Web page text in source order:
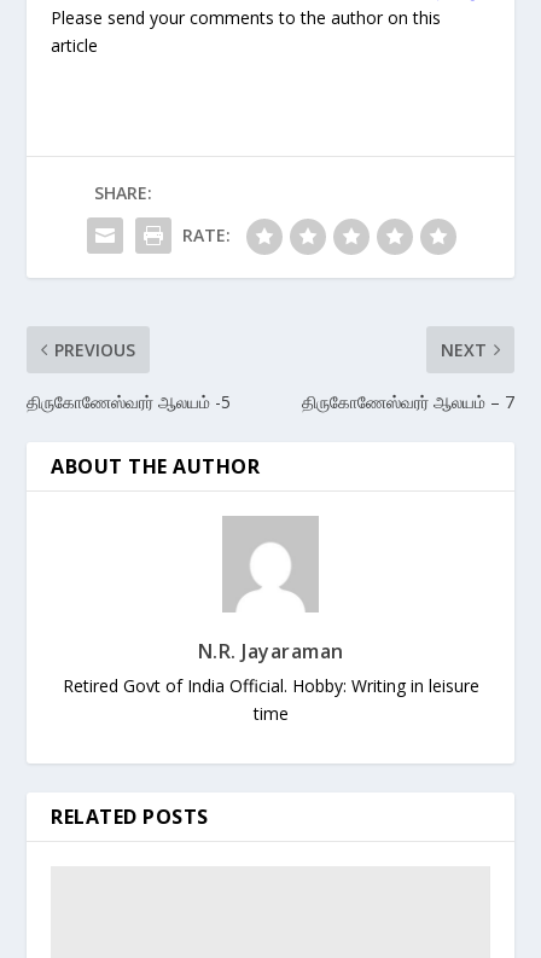
Please send your comments to the author on this
article
SHARE:
RATE:
PREVIOUS
திருகோணேஸ்வரர் ஆலயம் -5
NEXT
திருகோணேஸ்வரர் ஆலயம் – 7
ABOUT THE AUTHOR
N.R. Jayaraman
Retired Govt of India Official. Hobby: Writing in leisure
time
RELATED POSTS